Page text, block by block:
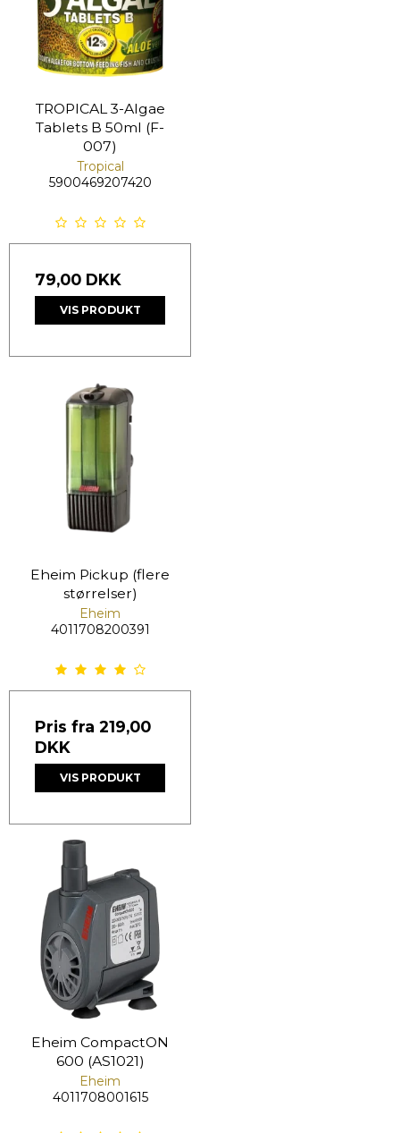
TROPICAL 3-Algae
Tablets B 50ml (F-
007)
Tropical
5900469207420
79,00 DKK
VIS PRODUKT
Eheim Pickup (flere
størrelser)
Eheim
4011708200391
Pris fra 219,00
DKK
VIS PRODUKT
Eheim CompactON
600 (AS1021)
Eheim
4011708001615